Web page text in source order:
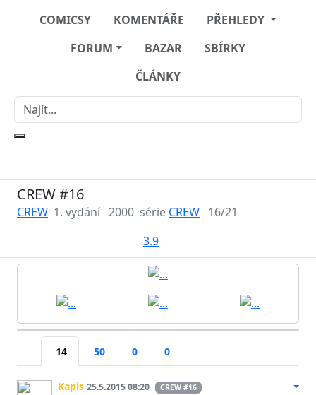
COMICSY KOMENTÁŘE
PŘEHLEDY
FORUM
BAZAR
SBÍRKY
ČLÁNKY
CREW #16
CREW 1. vydání 2000 série CREW 16/21
3.9
14 50 0 0
Kapis 25.5.2015 08:20 CREW #16